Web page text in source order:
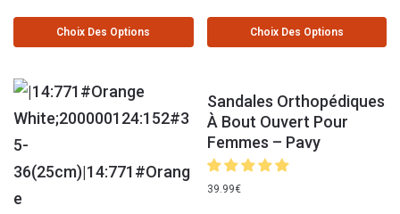
Choix Des Options Choix Des Options
Sandales Orthopédiques
À Bout Ouvert Pour
Femmes – Pavy
39.99€